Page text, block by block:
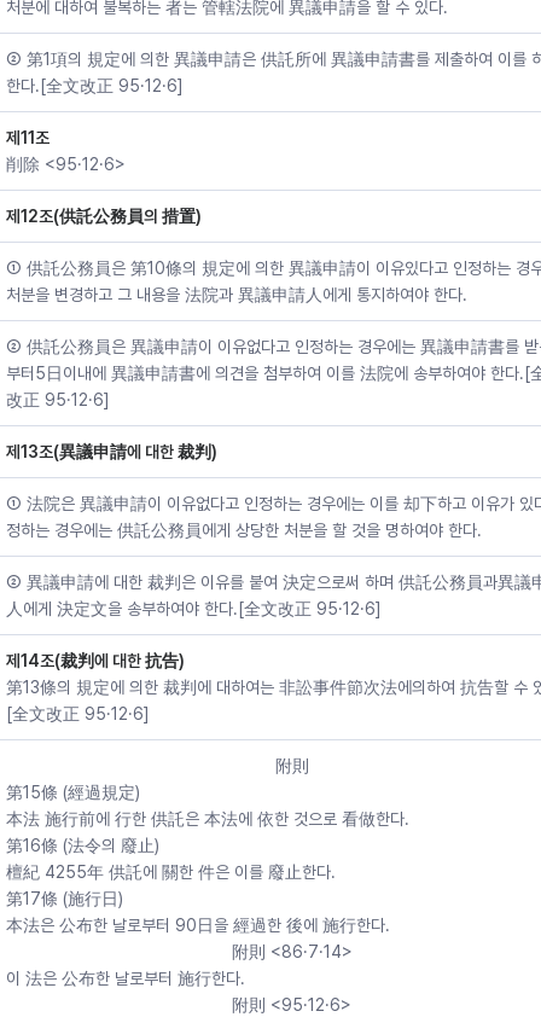
처분에 대하여 불복하는 者는 管轄法院에 異議申請을 할 수 있다.
② 第1項의 規定에 의한 異議申請은 供託所에 異議申請書를 제출하여 이를
한다.[全文改正 95·12·6]
제11조
削除 <95·12·6>
제12조(供託公務員의 措置)
① 供託公務員은 第10條의 規定에 의한 異議申請이 이유있다고 인정하는 경
처분을 변경하고 그 내용을 法院과 異議申請人에게 통지하여야 한다.
② 供託公務員은 異議申請이 이유없다고 인정하는 경우에는 異議申請書를 받
부터5日이내에 異議申請書에 의견을 첨부하여 이를 法院에 송부하여야 한다.[
改正 95·12·6]
제13조(異議申請에 대한 裁判)
① 法院은 異議申請이 이유없다고 인정하는 경우에는 이를 却下하고 이유가 있
정하는 경우에는 供託公務員에게 상당한 처분을 할 것을 명하여야 한다.
② 異議申請에 대한 裁判은 이유를 붙여 決定으로써 하며 供託公務員과異議
人에게 決定文을 송부하여야 한다.[全文改正 95·12·6]
제14조(裁判에 대한 抗告)
第13條의 規定에 의한 裁判에 대하여는 非訟事件節次法에의하여 抗告할 수
[全文改正 95·12·6]
附則
第15條 (經過規定)
本法 施行前에 行한 供託은 本法에 依한 것으로 看做한다.
第16條 (法令의 廢止)
檀紀 4255年 供託에 關한 件은 이를 廢止한다.
第17條 (施行日)
本法은 公布한 날로부터 90日을 經過한 後에 施行한다.
附則 <86·7·14>
이 法은 公布한 날로부터 施行한다.
附則 <95·12·6>